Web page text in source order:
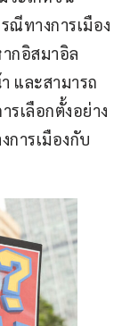
ณีทางการเมือง
ากอิสมาอิล
และสามารถ
รเลือกตั้งอย่าง
การเมืองกับ